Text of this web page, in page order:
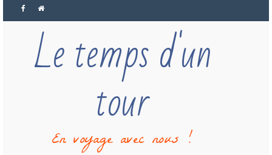
Le temps d'un
tour
En voyage avec nous !